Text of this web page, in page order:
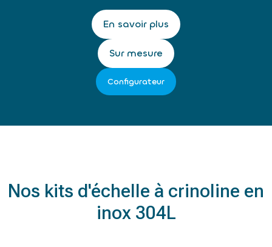
En savoir plus
Sur mesure
Configurateur
Nos kits d'échelle à crinoline en
inox 304L